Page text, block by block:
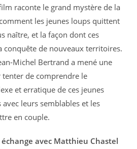
raconte le grand mystère de la
les jeunes loups quittent
naître, et la façon dont ces
conquête de nouveaux territoires.
Michel Bertrand a mené une
de comprendre le
et erratique de ces jeunes
leurs semblables et les
en couple.
avec Matthieu Chastel